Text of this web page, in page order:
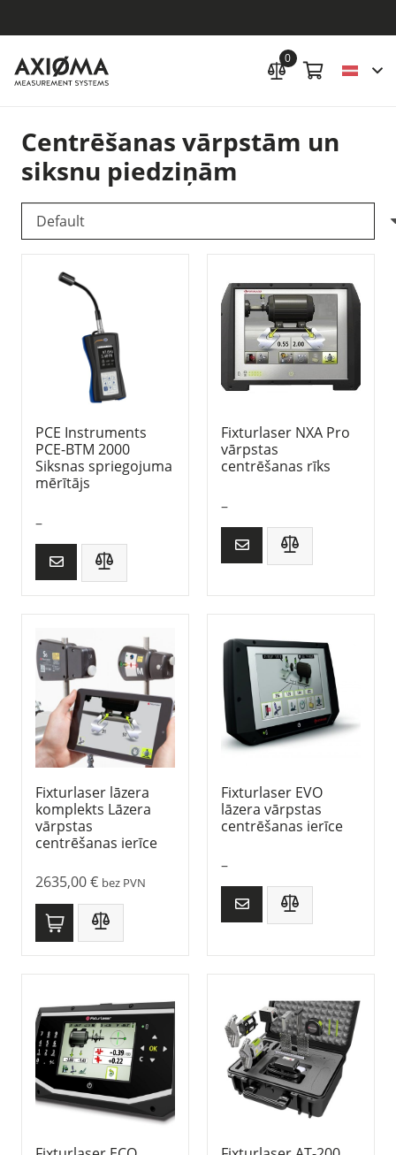
0
Centrēšanas vārpstām un
siksnu piedziņām
PCE Instruments
PCE-BTM 2000
Siksnas spriegojuma
mērītājs
–
Fixturlaser NXA Pro
vārpstas
centrēšanas rīks
–
Fixturlaser lāzera
komplekts Lāzera
vārpstas
centrēšanas ierīce
2635,00€ bez PVN
Fixturlaser EVO
lāzera vārpstas
centrēšanas ierīce
–